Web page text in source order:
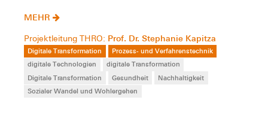
MEHR
Projektleitung THRO: Prof. Dr. Stephanie Kapitza
Digitale Transformation
Prozess- und Verfahrenstechnik
digitale Technologien
digitale Transformation
Digitale Transformation
Gesundheit
Nachhaltigkeit
Sozialer Wandel und Wohlergehen